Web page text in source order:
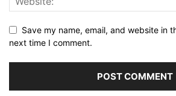
Save my name, email, and website in
next time I comment.